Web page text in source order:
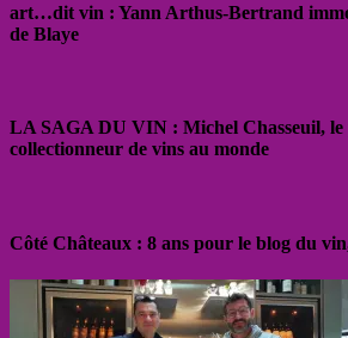
art…dit vin : Yann Arthus-Bertrand
de Blaye
LA SAGA DU VIN : Michel Chasseuil, le
collectionneur de vins au monde
Côté Châteaux : 8 ans pour le blog du